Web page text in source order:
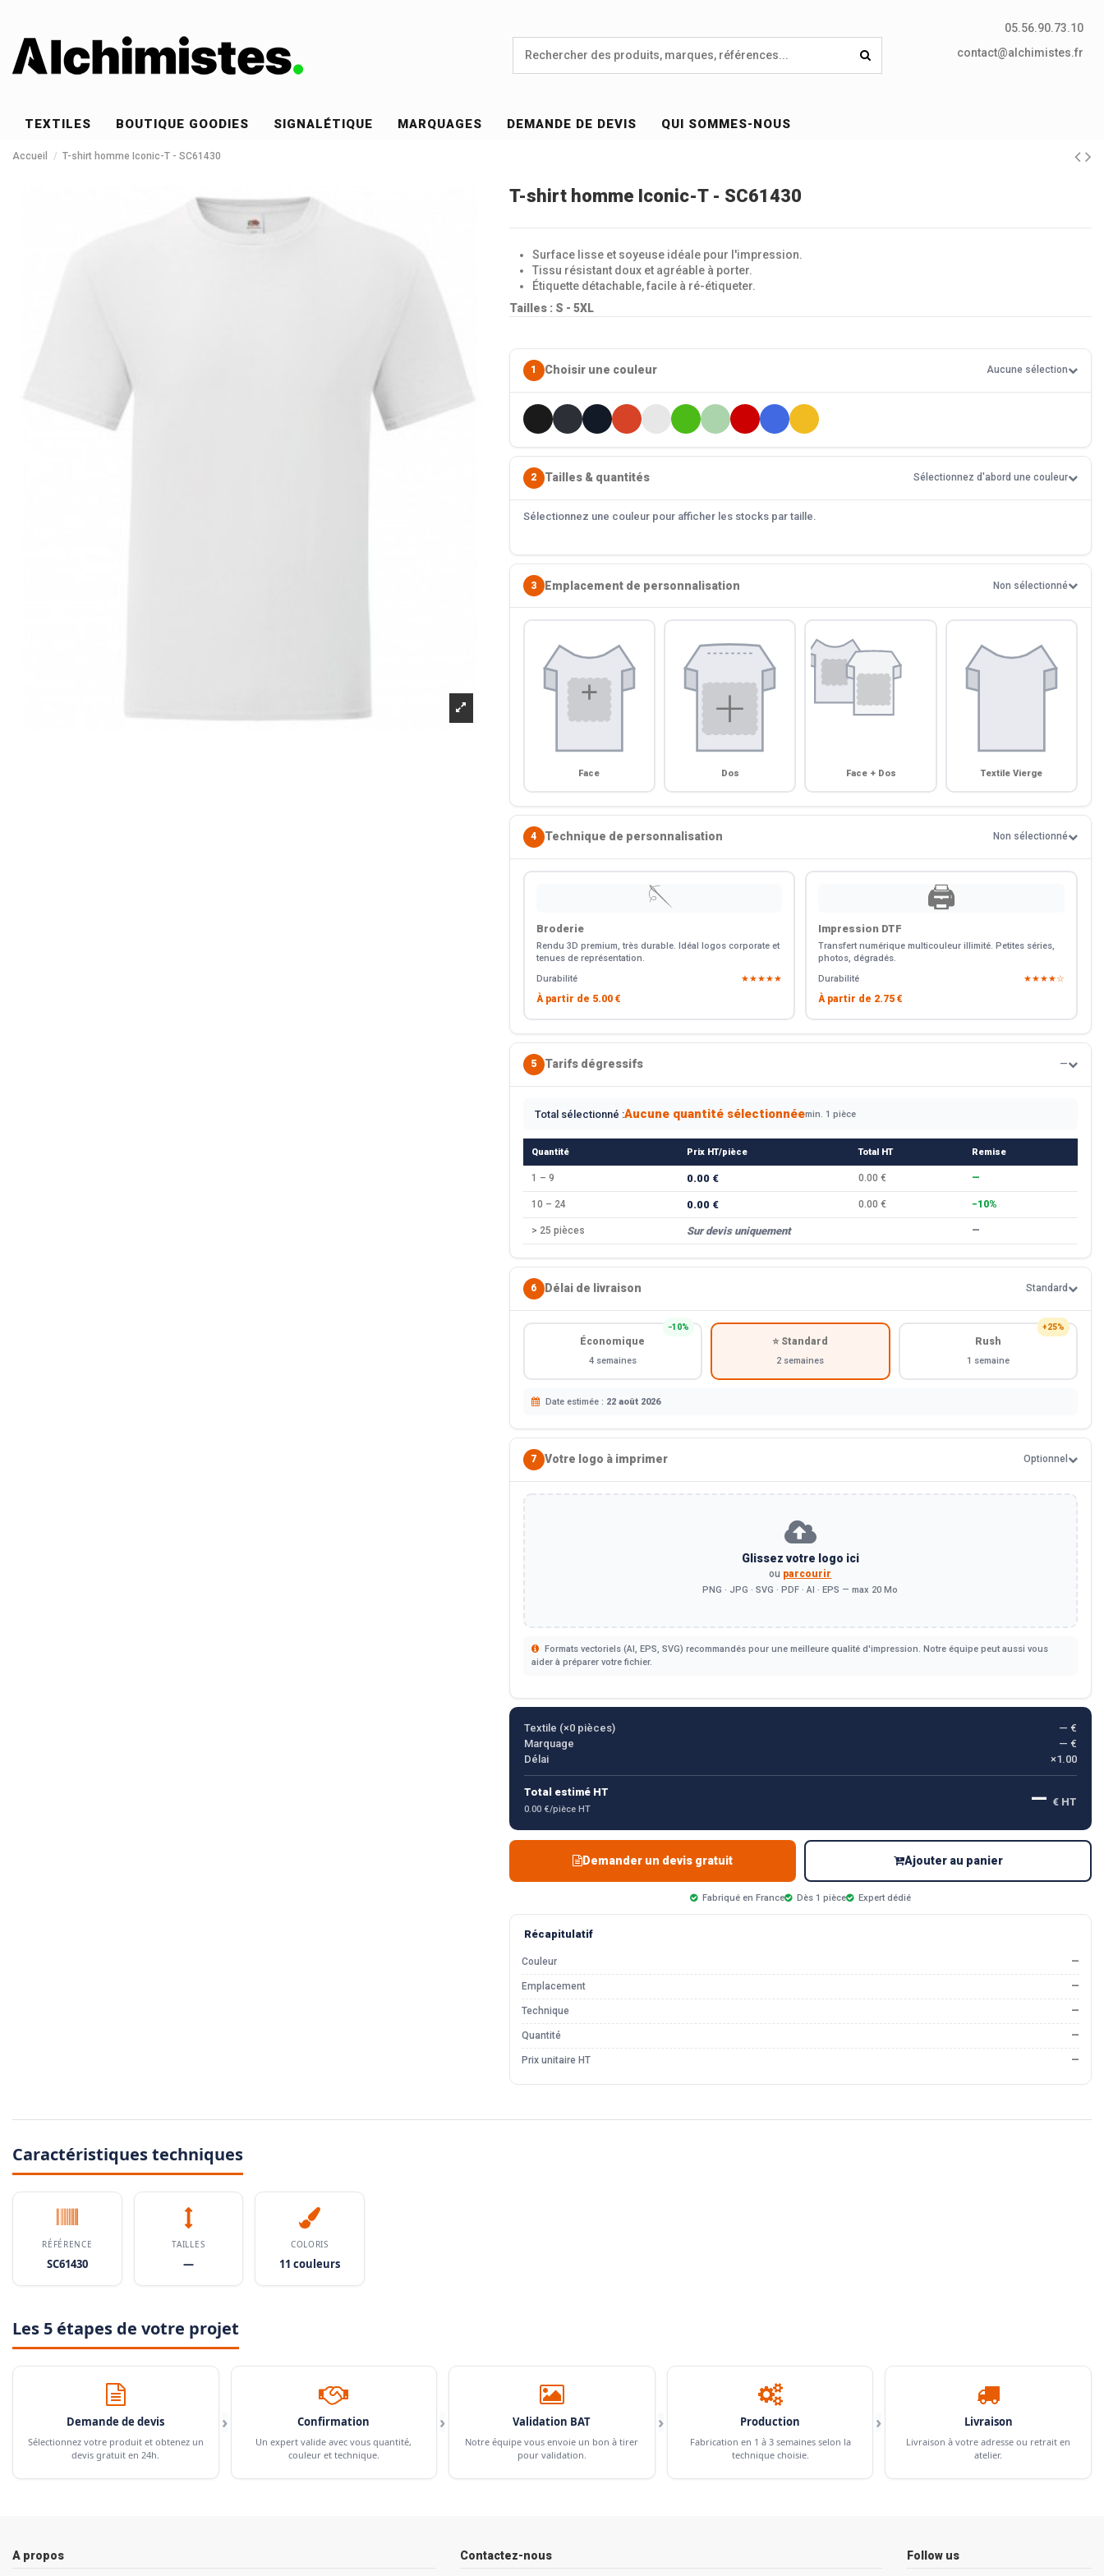
05.56.90.73.10
contact@alchimistes.fr
TEXTILES BOUTIQUE GOODIES SIGNALÉTIQUE MARQUAGES DEMANDE DE DEVIS QUI SOMMES-NOUS
Accueil T-shirt homme Iconic-T - SC61430
T-shirt homme Iconic-T - SC61430
Surface lisse et soyeuse idéale pour l'impression.
Tissu résistant doux et agréable à porter.
Étiquette détachable, facile à ré-étiqueter.
Tailles : S - 5XL
1 Choisir une couleur Aucune sélection
2 Tailles & quantités Sélectionnez d'abord une couleur
Sélectionnez une couleur pour afficher les stocks par taille.
3 Emplacement de personnalisation Non sélectionné
Face Dos Face + Dos Textile Vierge
4 Technique de personnalisation Non sélectionné
🪡
Broderie
Rendu 3D premium, très durable. Idéal logos corporate et
tenues de représentation.
Durabilité
★★★★★
À partir de 5.00 €
🖨️
Impression DTF
Transfert numérique multicouleur illimité. Petites séries,
photos, dégradés.
Durabilité
★★★★☆
À partir de 2.75 €
5 Tarifs dégressifs —
Total sélectionné :Aucune quantité sélectionnéemin. 1 pièce
Quantité Prix HT/pièce Total HT Remise
1 – 9 0.00 € 0.00 € —
10 – 24 0.00 € 0.00 € −10%
> 25 pièces Sur devis uniquement —
6 Délai de livraison Standard
−10%
Économique
4 semaines
⭐ Standard
2 semaines
+25%
Rush
1 semaine
Date estimée : 22 août 2026
7 Votre logo à imprimer Optionnel
Glissez votre logo ici
ou parcourir
PNG · JPG · SVG · PDF · AI · EPS — max 20 Mo
Formats vectoriels (AI, EPS, SVG) recommandés pour une meilleure qualité d'impression. Notre équipe peut aussi vous
aider à préparer votre fichier.
Textile (×0pièces)
— €
Marquage
— €
Délai
×1.00
Total estimé HT
0.00 €/pièce HT — € HT
Demander un devis gratuit Ajouter au panier
Fabriqué en France Dès 1 pièce Expert dédié
Récapitulatif
Couleur —
Emplacement —
Technique —
Quantité —
Prix unitaire HT —
Caractéristiques techniques
RÉFÉRENCE
SC61430
TAILLES
—
COLORIS
11 couleurs
Les 5 étapes de votre projet
Demande de devis
Sélectionnez votre produit et obtenez un
devis gratuit en 24h.
› Confirmation
Un expert valide avec vous quantité,
couleur et technique.
› Validation BAT
Notre équipe vous envoie un bon à tirer
pour validation.
› Production
Fabrication en 1 à 3 semaines selon la
technique choisie.
› Livraison
Livraison à votre adresse ou retrait en
atelier.
A propos Contactez-nous Follow us